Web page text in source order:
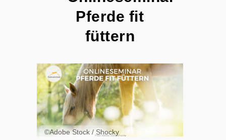
Pferde fit
füttern
©️Adobe Stock / Shocky